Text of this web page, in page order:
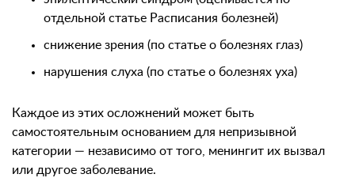
отдельной статье Расписания болезней)
снижение зрения (по статье о болезнях глаз)
нарушения слуха (по статье о болезнях уха)
Каждое из этих осложнений может быть
самостоятельным основанием для непризывной
категории — независимо от того, менингит их вызвал
или другое заболевание.